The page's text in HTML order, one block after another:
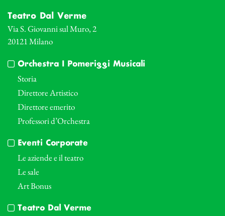
Teatro Dal Verme
Via S. Giovanni sul Muro, 2
20121 Milano
Orchestra I Pomeriggi Musicali
Storia
Direttore Artistico
Direttore emerito
Professori d’Orchestra
Eventi Corporate
Le aziende e il teatro
Le sale
Art Bonus
Teatro Dal Verme